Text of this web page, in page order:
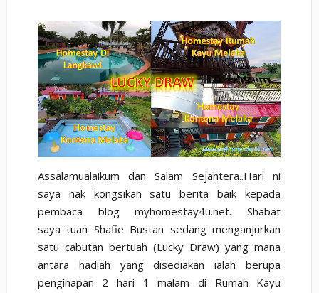
Assalamualaikum dan Salam Sejahtera..Hari ni
saya nak kongsikan satu berita baik kepada
pembaca blog myhomestay4u.net. Shabat
saya tuan Shafie Bustan sedang menganjurkan
satu cabutan bertuah (Lucky Draw) yang mana
antara hadiah yang disediakan ialah berupa
penginapan 2 hari 1 malam di Rumah Kayu